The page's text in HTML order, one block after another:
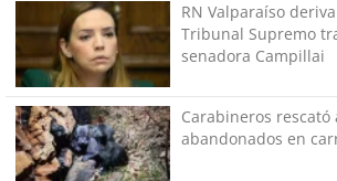
RN Valparaíso
Tribunal Supremo
senadora Campillai
Carabineros
abandonados en